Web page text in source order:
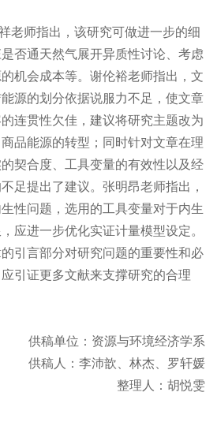
师指出，该研究可做进一步的细
否通天然气展开异质性讨论、考虑
机会成本等。谢伦裕老师指出，文
源的划分依据说服力不足，使文章
连贯性欠佳，建议将研究主题改为
品能源的转型；同时针对文章在理
契合度、工具变量的有效性以及经
足提出了建议。张明昂老师指出，
性问题，选用的工具变量对于内生
应进一步优化实证计量模型设定。
引言部分对研究问题的重要性和必
引证更多文献来支撑研究的合理
供稿单位：资源与环境经济学系
供稿人：李沛歆、林杰、罗轩媛
整理人：胡悦雯